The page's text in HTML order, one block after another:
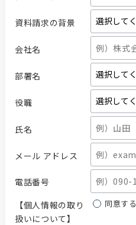
資料請求の背景
会社名
部署名
役職
氏名
メール アドレス
電話番号
【個人情報の取り
扱いについて】
同意する